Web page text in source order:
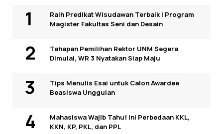
Raih Predikat Wisudawan Terbaik I Program
Magister Fakultas Seni dan Desain
Tahapan Pemilihan Rektor UNM Segera
Dimulai, WR 3 Nyatakan Siap Maju
Tips Menulis Esai untuk Calon Awardee
Beasiswa Unggulan
Mahasiswa Wajib Tahu! Ini Perbedaan KKL,
KKN, KP, PKL, dan PPL